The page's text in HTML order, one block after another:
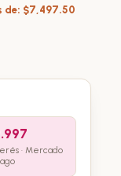
de: $7,497.50
· Mercado